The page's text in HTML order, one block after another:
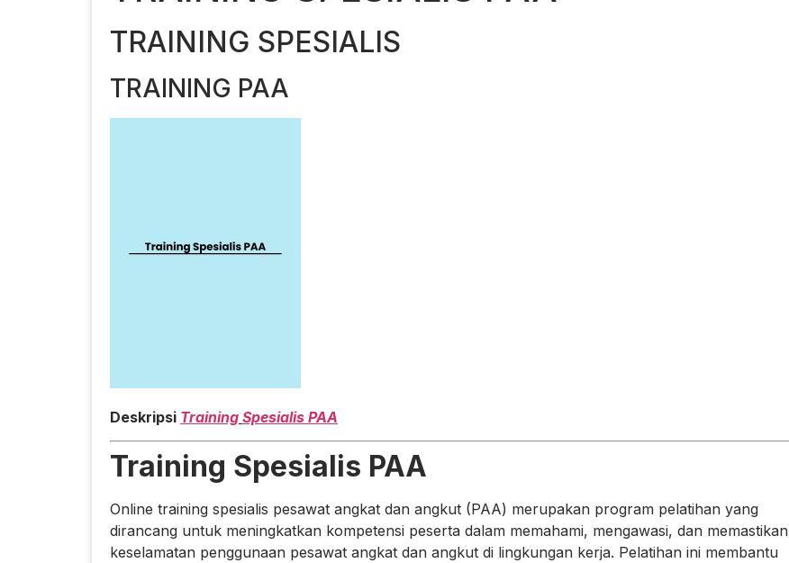
TRAINING SPESIALIS
TRAINING PAA
Deskripsi Training Spesialis PAA
Training Spesialis PAA
Online training spesialis pesawat angkat dan angkut (PAA) merupakan program pelatihan yang
dirancang untuk meningkatkan kompetensi peserta dalam memahami, mengawasi, dan memastikan
keselamatan penggunaan pesawat angkat dan angkut di lingkungan kerja. Pelatihan ini membantu